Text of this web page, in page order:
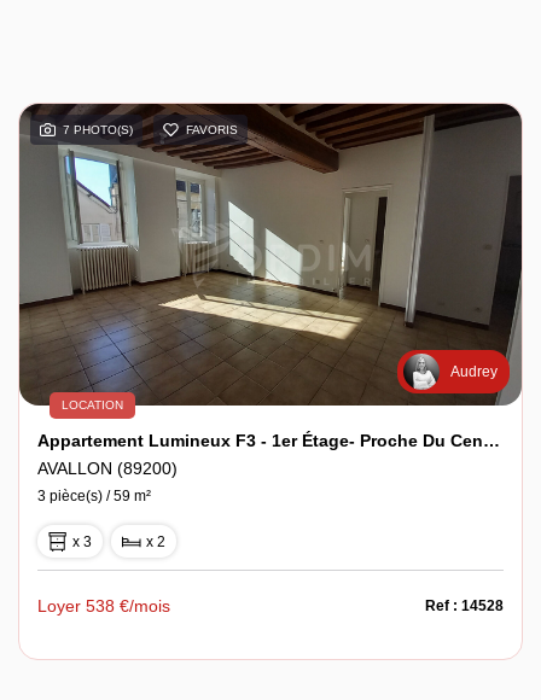
7 PHOTO(S) FAVORIS
Audrey
LOCATION
Appartement Lumineux F3 - 1er Étage- Proche Du Centre
AVALLON (89200)
3 pièce(s) / 59 m²
x 3 x 2
Loyer 538 €/mois Ref : 14528